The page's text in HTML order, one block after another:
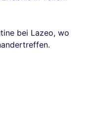
bei Lazeo, wo